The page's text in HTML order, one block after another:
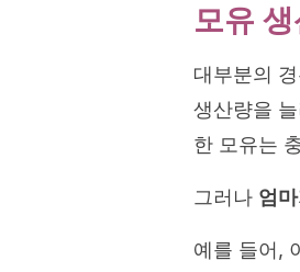
모유
대부분의
생산량을
한 모유는
그러나 엄
예를 들어,